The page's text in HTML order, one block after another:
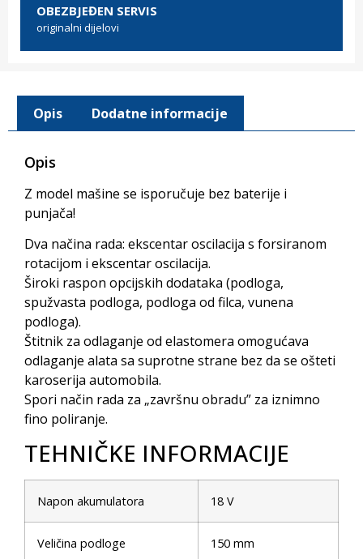
OBEZBJEĐEN SERVIS
originalni dijelovi
Opis Dodatne informacije
Opis
Z model mašine se isporučuje bez baterije i
punjača!
Dva načina rada: ekscentar oscilacija s forsiranom
rotacijom i ekscentar oscilacija.
Široki raspon opcijskih dodataka (podloga,
spužvasta podloga, podloga od filca, vunena
podloga).
Štitnik za odlaganje od elastomera omogućava
odlaganje alata sa suprotne strane bez da se ošteti
karoserija automobila.
Spori način rada za „završnu obradu” za iznimno
fino poliranje.
TEHNIČKE INFORMACIJE
Napon akumulatora 18 V
Veličina podloge 150 mm